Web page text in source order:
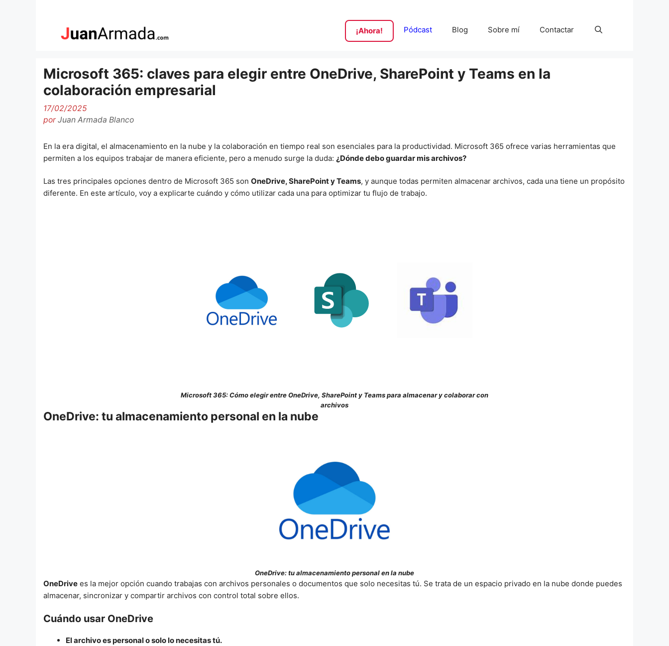
¡Ahora! Pódcast Blog Sobre mí Contactar
Microsoft 365: claves para elegir entre OneDrive, SharePoint y Teams en la
colaboración empresarial
17/02/2025
porJuan Armada Blanco
En la era digital, el almacenamiento en la nube y la colaboración en tiempo real son esenciales para la productividad. Microsoft 365 ofrece varias herramientas que
permiten a los equipos trabajar de manera eficiente, pero a menudo surge la duda: ¿Dónde debo guardar mis archivos?
Las tres principales opciones dentro de Microsoft 365 son OneDrive, SharePoint y Teams, y aunque todas permiten almacenar archivos, cada una tiene un propósito
diferente. En este artículo, voy a explicarte cuándo y cómo utilizar cada una para optimizar tu flujo de trabajo.
Microsoft 365: Cómo elegir entre OneDrive, SharePoint y Teams para almacenar y colaborar con
archivos
OneDrive: tu almacenamiento personal en la nube
OneDrive: tu almacenamiento personal en la nube
OneDrive es la mejor opción cuando trabajas con archivos personales o documentos que solo necesitas tú. Se trata de un espacio privado en la nube donde puedes
almacenar, sincronizar y compartir archivos con control total sobre ellos.
Cuándo usar OneDrive
El archivo es personal o solo lo necesitas tú.